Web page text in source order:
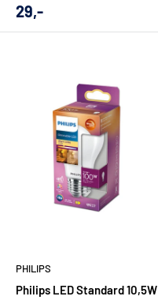
Udsalgs
29,-
PHILIPS
Philips LED Standard 10,5W